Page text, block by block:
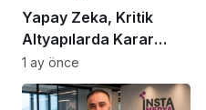
Yapay Zeka, Kritik
Altyapılarda Karar
Alma Süreçlerini
Yeniden Şekillendiriyor
1 ay önce